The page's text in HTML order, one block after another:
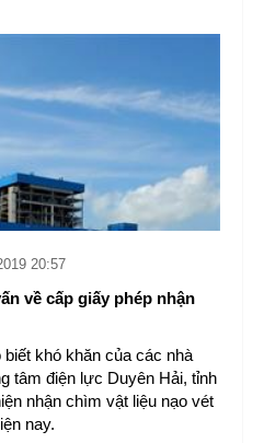
20:57
về cấp giấy phép nhận
khó khăn của các nhà
tâm điện lực Duyên Hải, tỉnh
nhận chìm vật liệu nạo vét
nay.